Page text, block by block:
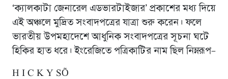
‘ক্যালকাটা জেনারেল এডভারটাইজার’ প্রকাশের মধ্য দিয়ে
এই অঞ্চলে মুদ্রিত সংবাদপত্রের যাত্রা শুরু করেন। ফলে
ভারতীয় উপমহাদেশে আধুনিক সংবাদপত্রের সূচনা ঘটে
হিকির হাত ধরে। ইংরেজিতে পত্রিকাটির নাম ছিল নিম্নরূপ–
H I C K Y SÕ